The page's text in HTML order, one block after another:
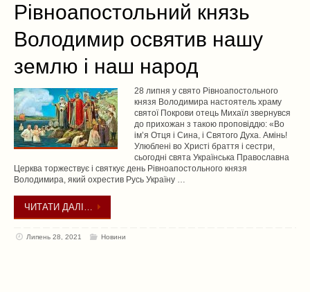
Рівноапостольний князь
Володимир освятив нашу
землю і наш народ
28 липня у свято Рівноапостольного
князя Володимира настоятель храму
святої Покрови отець Михаїл звернувся
до прихожан з такою проповіддю: «Во
ім’я Отця і Сина, і Святого Духа. Амінь!
Улюблені во Христі браття і сестри,
сьогодні свята Українська Православна
Церква торжествує і святкує день Рівноапостольного князя
Володимира, який охрестив Русь Україну …
ЧИТАТИ ДАЛІ…
Липень 28, 2021 Новини